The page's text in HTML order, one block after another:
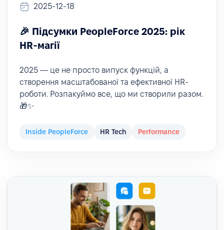
2025-12-18
🎉 Підсумки PeopleForce 2025: рік
HR-магії
2025 — це не просто випуск функцій, а
створення масштабованої та ефективної HR-
роботи. Розпакуймо все, що ми створили разом.
🎁✨
Inside PeopleForce HR Tech Performance